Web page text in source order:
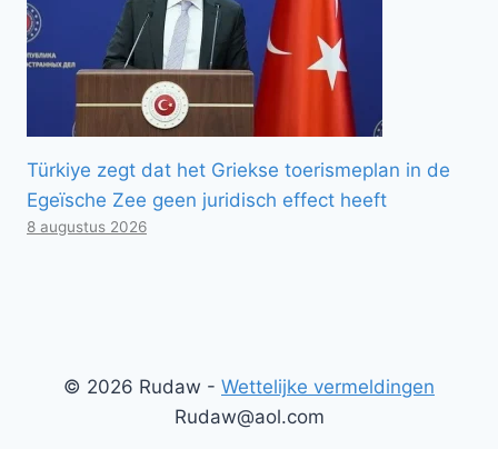
Türkiye zegt dat het Griekse toerismeplan in de
Egeïsche Zee geen juridisch effect heeft
8 augustus 2026
© 2026 Rudaw - Wettelijke vermeldingen
Rudaw@aol.com